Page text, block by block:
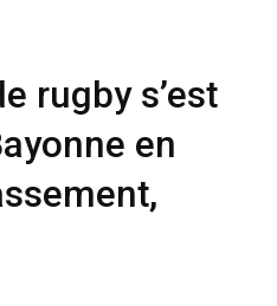
rugby s’est
en